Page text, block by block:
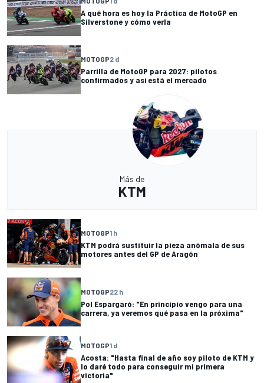
A qué hora es hoy la Práctica de MotoGP en
Silverstone y cómo verla
MOTOGP2 d
Parrilla de MotoGP para 2027: pilotos
confirmados y así está el mercado
Más de
KTM
MOTOGP1 h
KTM podrá sustituir la pieza anómala de sus
motores antes del GP de Aragón
MOTOGP22 h
Pol Espargaró: "En principio vengo para una
carrera, ya veremos qué pasa en la próxima"
MOTOGP1 d
Acosta: "Hasta final de año soy piloto de KTM y
lo daré todo para conseguir mi primera
victoria"